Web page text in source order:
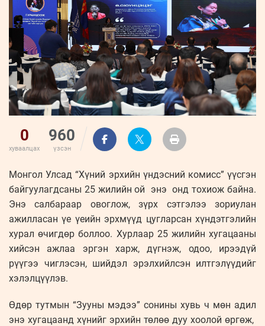
0
хуваалцах
960
үзсэн
Монгол Улсад “Хүний эрхийн үндэсний комисс” үүсгэн
байгуулагдсаны 25 жилийн ой энэ онд тохиож байна.
Энэ салбараар овоглож, зүрх сэтгэлээ зориулан
ажилласан үе үеийн эрхмүүд цугларсан хүндэтгэлийн
хурал өчигдөр боллоо. Хурлаар 25 жилийн хугацааны
хийсэн ажлаа эргэн харж, дүгнэж, одоо, ирээдүй
рүүгээ чиглэсэн, шийдэл эрэлхийлсэн илтгэлүүдийг
хэлэлцүүлэв.
Өдөр тутмын “Зууны мэдээ” сонины хувь ч мөн адил
энэ хугацаанд хүнийг эрхийн төлөө дуу хоолой өргөж,